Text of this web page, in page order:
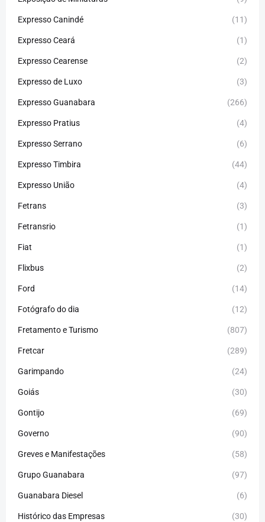
Expresso Canindé (11)
Expresso Ceará (1)
Expresso Cearense (2)
Expresso de Luxo (3)
Expresso Guanabara (266)
Expresso Pratius (4)
Expresso Serrano (6)
Expresso Timbira (44)
Expresso União (4)
Fetrans (3)
Fetransrio (1)
Fiat (1)
Flixbus (2)
Ford (14)
Fotógrafo do dia (12)
Fretamento e Turismo (807)
Fretcar (289)
Garimpando (24)
Goiás (30)
Gontijo (69)
Governo (90)
Greves e Manifestações (58)
Grupo Guanabara (97)
Guanabara Diesel (6)
Histórico das Empresas (30)